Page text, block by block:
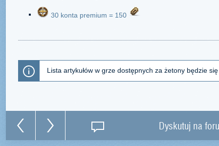
30 konta premium = 150
Lista artykułów w grze dostępnych za żetony będzie
Dyskutuj na